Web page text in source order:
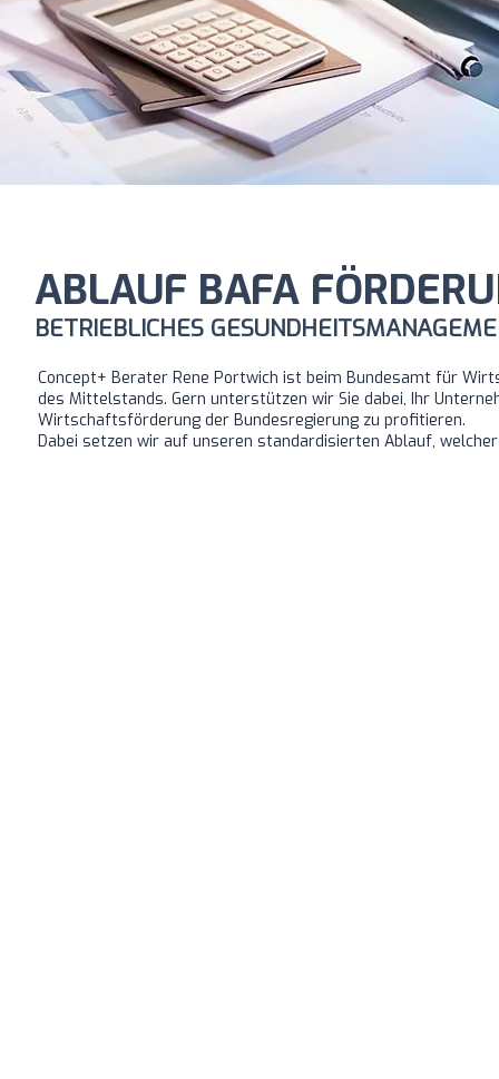
BETRIEBLICHES
ABLAUF BAFA
Concept+ Berater Rene Portwich ist beim Bundesamt für
des Mittelstands. Gern unterstützen wir Sie dabei, Ihr
Wirtschaftsförderung der Bundesregierung zu profitieren.
Dabei setzen wir auf unseren standardisierten Ablauf,